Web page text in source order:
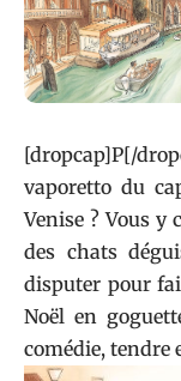
[dropcap]P[/
vaporetto du
Venise ? Vous y
des chats
disputer pour
Noël en
comédie, tendre